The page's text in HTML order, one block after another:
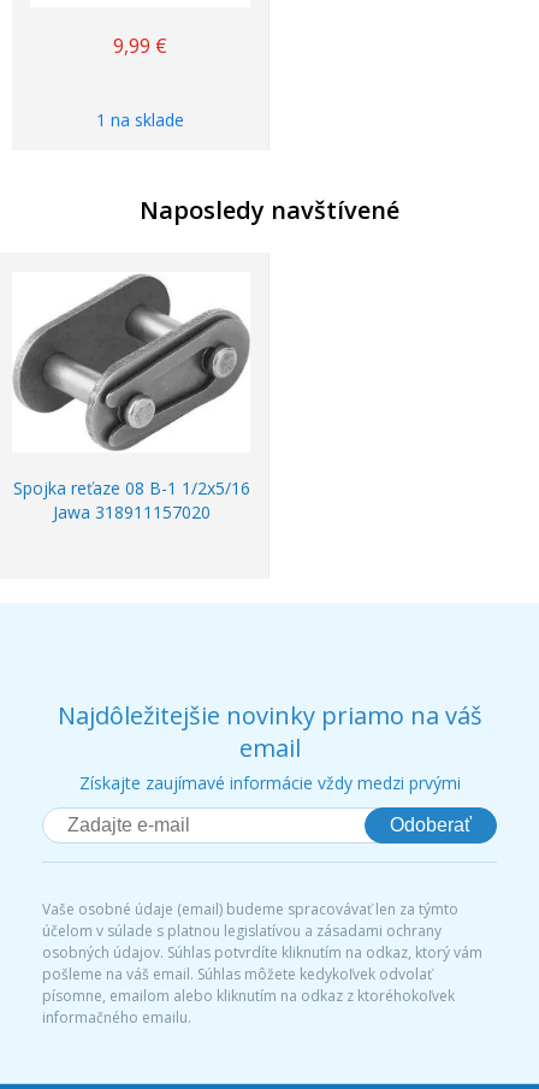
9,99 €
1 na sklade
Naposledy navštívené
Spojka reťaze 08 B-1 1/2x5/16
Jawa 318911157020
Najdôležitejšie novinky priamo na váš
email
Získajte zaujímavé informácie vždy medzi prvými
Odoberať
Vaše osobné údaje (email) budeme spracovávať len za týmto
účelom v súlade s platnou legislatívou a zásadami ochrany
osobných údajov. Súhlas potvrdíte kliknutím na odkaz, ktorý vám
pošleme na váš email. Súhlas môžete kedykoľvek odvolať
písomne, emailom alebo kliknutím na odkaz z ktoréhokoľvek
informačného emailu.